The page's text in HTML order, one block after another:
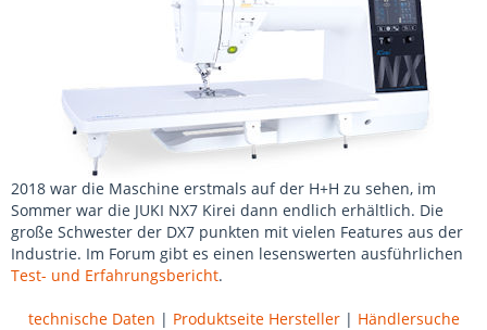
2018 war die Maschine erstmals auf der H+H zu sehen, im
Sommer war die JUKI NX7 Kirei dann endlich erhältlich. Die
große Schwester der DX7 punkten mit vielen Features aus der
Industrie. Im Forum gibt es einen lesenswerten ausführlichen
Test- und Erfahrungsbericht.
technische Daten | Produktseite Hersteller| Händlersuche